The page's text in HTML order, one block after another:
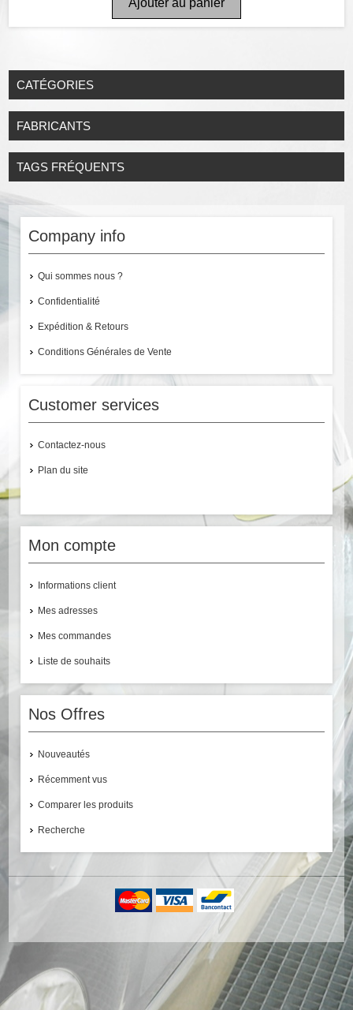
CATÉGORIES
FABRICANTS
TAGS FRÉQUENTS
Company info
Qui sommes nous ?
Confidentialité
Expédition & Retours
Conditions Générales de Vente
Customer services
Contactez-nous
Plan du site
Mon compte
Informations client
Mes adresses
Mes commandes
Liste de souhaits
Nos Offres
Nouveautés
Récemment vus
Comparer les produits
Recherche